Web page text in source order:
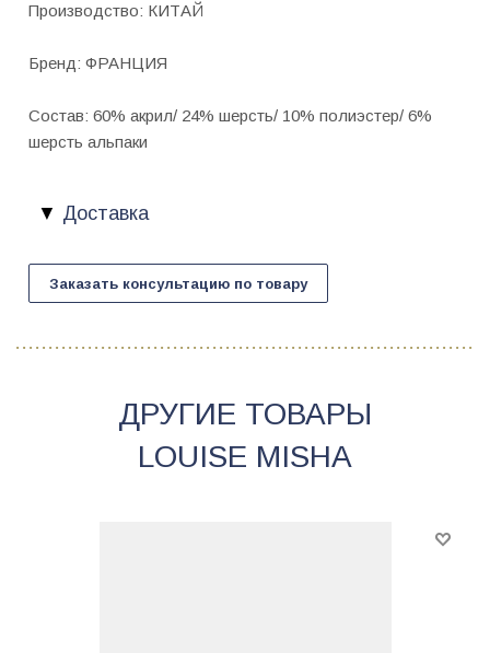
Производство: КИТАЙ
Бренд: ФРАНЦИЯ
Состав: 60% акрил/ 24% шерсть/ 10% полиэстер/ 6%
шерсть альпаки
Доставка
Заказать консультацию по товару
ДРУГИЕ ТОВАРЫ
LOUISE MISHA